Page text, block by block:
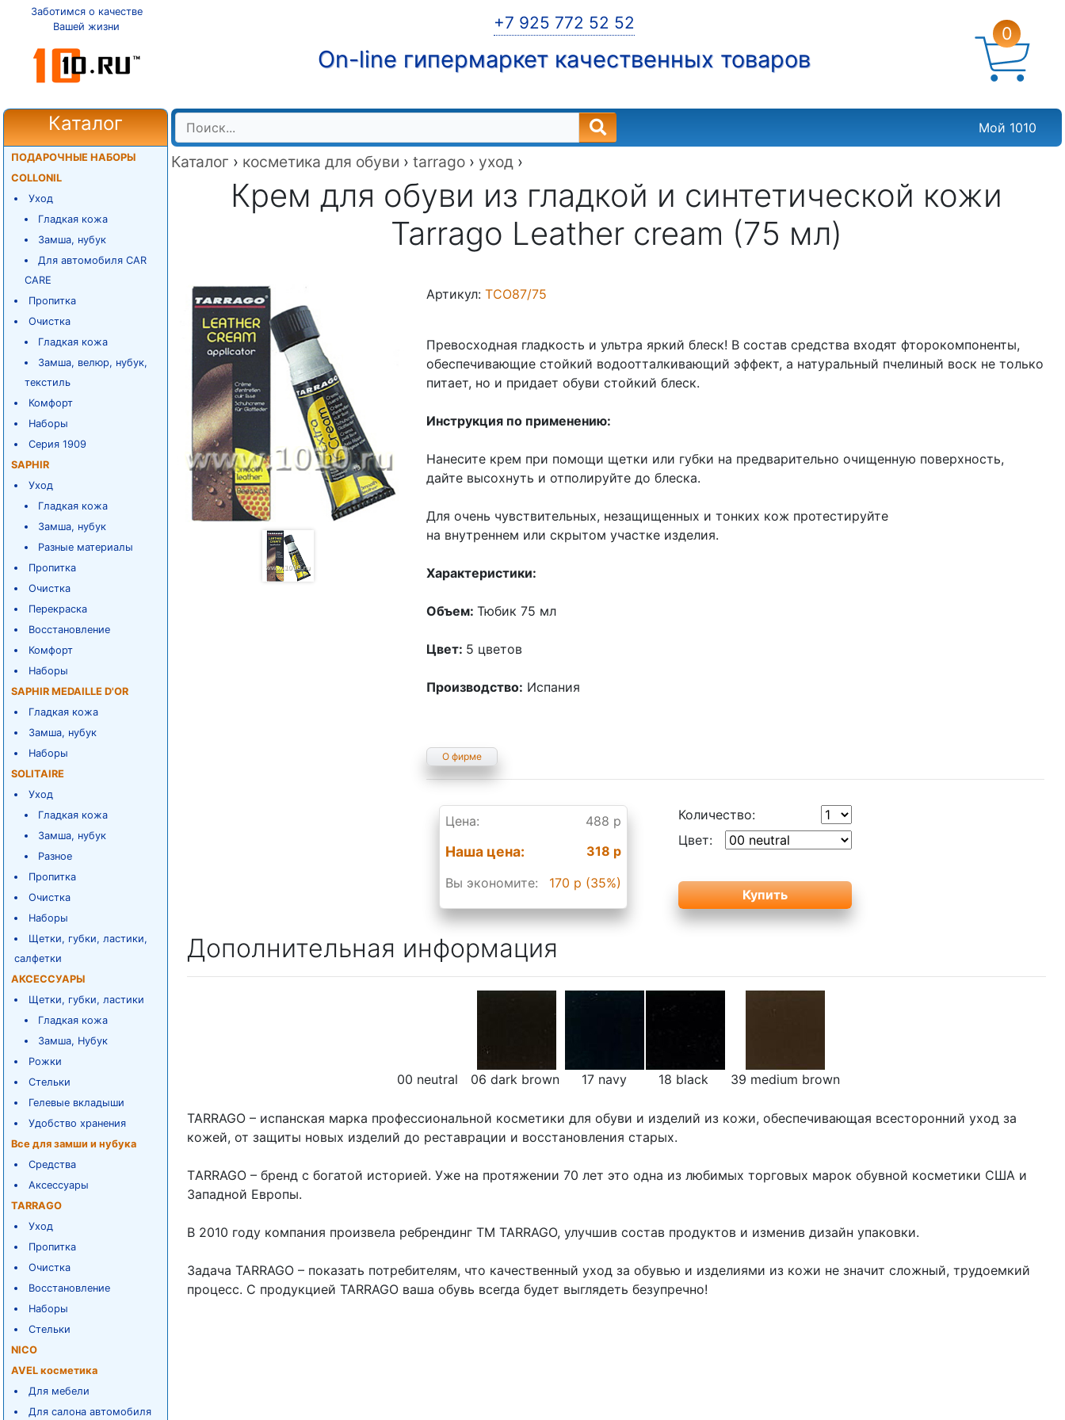
Заботимся о качестве
Вашей жизни
+7 925 772 52 52
On-line гипермаркет качественных товаров
0
Каталог
ПОДАРОЧНЫЕ НАБОРЫ
COLLONIL
Уход
Гладкая кожа
Замша, нубук
Для автомобиля CAR
CARE
Пропитка
Очистка
Гладкая кожа
Замша, велюр, нубук,
текстиль
Комфорт
Наборы
Серия 1909
SAPHIR
Уход
Гладкая кожа
Замша, нубук
Разные материалы
Пропитка
Очистка
Перекраска
Восстановление
Комфорт
Наборы
SAPHIR MEDAILLE D'OR
Гладкая кожа
Замша, нубук
Наборы
SOLITAIRE
Уход
Гладкая кожа
Замша, нубук
Разное
Пропитка
Очистка
Наборы
Щетки, губки, ластики,
салфетки
АКСЕССУАРЫ
Щетки, губки, ластики
Гладкая кожа
Замша, Нубук
Рожки
Стельки
Гелевые вкладыши
Удобство хранения
Все для замши и нубука
Средства
Аксессуары
TARRAGO
Уход
Пропитка
Очистка
Восстановление
Наборы
Стельки
NICO
AVEL косметика
Для мебели
Для салона автомобиля
Мой 1010
Каталог › косметика для обуви › tarrago › уход ›
Крем для обуви из гладкой и синтетической кожи
Tarrago Leather cream (75 мл)
Артикул:TCO87/75
Превосходная гладкость и ультра яркий блеск! В состав средства входят фторокомпоненты,
обеспечивающие стойкий водоотталкивающий эффект, а натуральный пчелиный воск не только
питает, но и придает обуви стойкий блеск.
Инструкция по применению:
Нанесите крем при помощи щетки или губки на предварительно очищенную поверхность,
дайте высохнуть и отполируйте до блеска.
Для очень чувствительных, незащищенных и тонких кож протестируйте
на внутреннем или скрытом участке изделия.
Характеристики:
Объем:Тюбик 75 мл
Цвет: 5 цветов
Производство: Испания
О фирме
Цена: 488 р
Наша цена:
318 р
Вы экономите:
170 р (35%)
Количество:
Цвет:
Дополнительная информация
00 neutral 06 dark brown 17 navy 18 black 39 medium brown
TARRAGO – испанская марка профессиональной косметики для обуви и изделий из кожи, обеспечивающая всесторонний уход за
кожей, от защиты новых изделий до реставрации и восстановления старых.
ТARRAGO – бренд с богатой историей. Уже на протяжении 70 лет это одна из любимых торговых марок обувной косметики США и
Западной Европы.
В 2010 году компания произвела ребрендинг ТМ TARRAGO, улучшив состав продуктов и изменив дизайн упаковки.
Задача TARRAGO – показать потребителям, что качественный уход за обувью и изделиями из кожи не значит сложный, трудоемкий
процесс. С продукцией TARRAGO ваша обувь всегда будет выглядеть безупречно!